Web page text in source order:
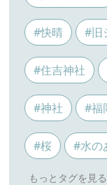
#快晴 #旧
#住吉神社
#神社 #福
#桜 #水の